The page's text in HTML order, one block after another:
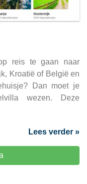
reis te gaan naar
Kroatië of België en
Dan moet je
wezen. Deze
Lees verder »